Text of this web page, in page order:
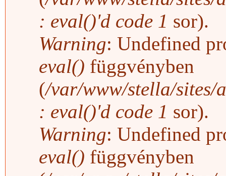
: eval()'d code 1 sor).
Warning: Undefined
eval() függvényben
(/var/www/stella/sites/
: eval()'d code 1 sor).
Warning: Undefined
eval() függvényben